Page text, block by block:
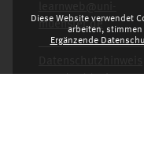
Diese Website verwendet
arbeiten,
Ergänzende
muenster.de